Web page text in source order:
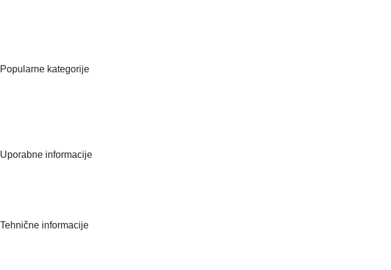
Popularne kategorije
Uporabne informacije
Tehnične informacije